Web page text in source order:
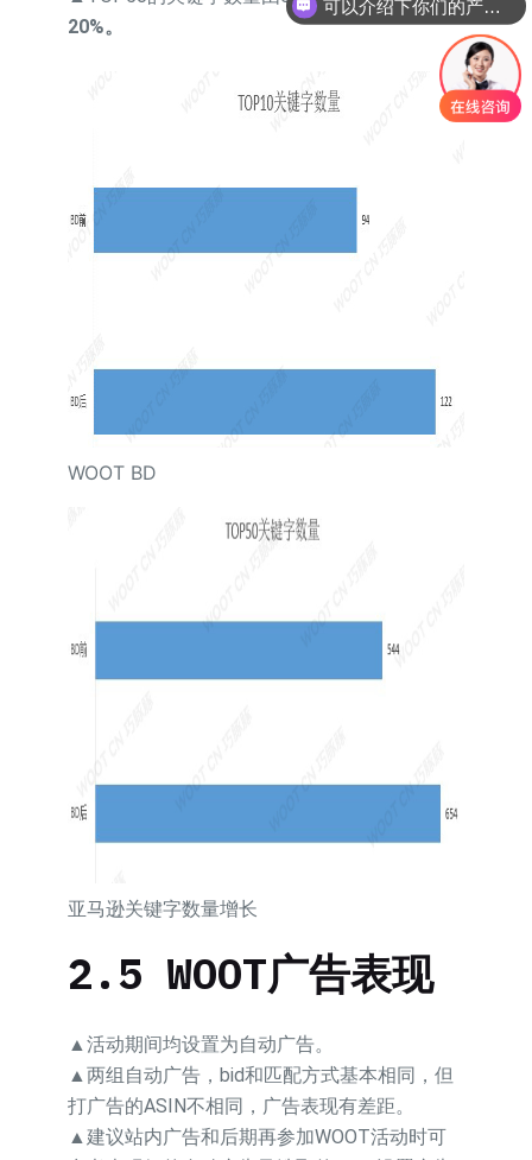
20%。
WOOT BD
亚马逊关键字数量增长
2.5 WOOT广告表现
▲活动期间均设置为自动广告。
▲两组自动广告，bid和匹配方式基本相同，但
打广告的ASIN不相同，广告表现有差距。
▲建议站内广告和后期再参加WOOT活动时可
可以介绍下你们的产品么